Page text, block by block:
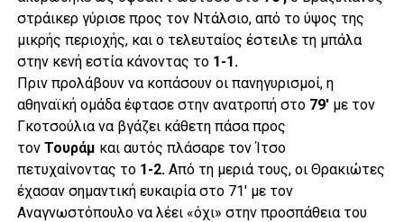
στράικερ γύρισε προς τον Ντάλσιο, από το ύψος της
μικρής περιοχής, και ο τελευταίος έστειλε τη μπάλα
στην κενή εστία κάνοντας το 1-1.
Πριν προλάβουν να κοπάσουν οι πανηγυρισμοί, η
αθηναϊκή ομάδα έφτασε στην ανατροπή στο 79′με τον
Γκοτσούλια να βγάζει κάθετη πάσα προς
τον Τουράμ και αυτός πλάσαρε τον Ίτσο
πετυχαίνοντας το 1-2. Από τη μεριά τους, οι Θρακιώτες
έχασαν σημαντική ευκαιρία στο 71′ με τον
Αναγνωστόπουλο να λέει «όχι» στην προσπάθεια του